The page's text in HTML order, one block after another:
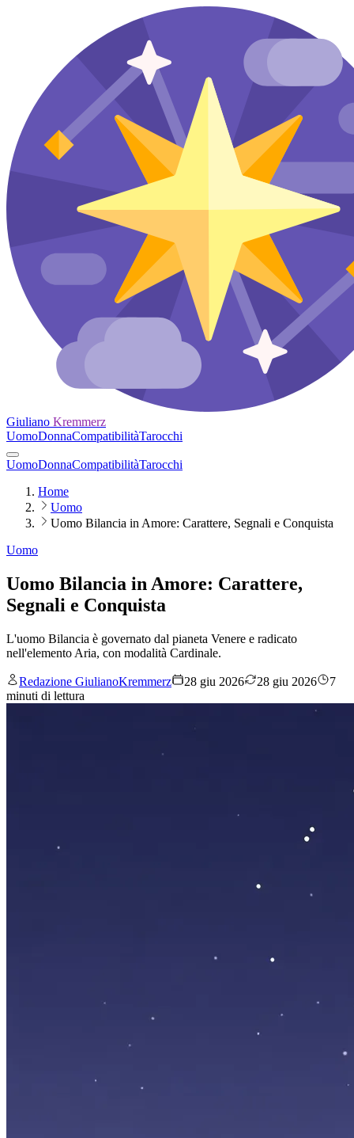
Giuliano Kremmerz
UomoDonnaCompatibilitàTarocchi
UomoDonnaCompatibilitàTarocchi
Home
Uomo
Uomo Bilancia in Amore: Carattere, Segnali e Conquista
Uomo
Uomo Bilancia in Amore: Carattere,
Segnali e Conquista
L'uomo Bilancia è governato dal pianeta Venere e radicato
nell'elemento Aria, con modalità Cardinale.
Redazione GiulianoKremmerz 28 giu 2026 28 giu 2026
7
minuti di lettura